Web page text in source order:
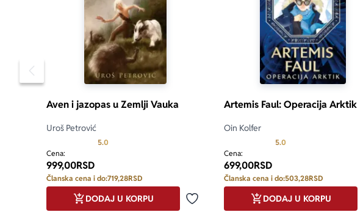
Pomeranje sadržaja slajdera u levo
Aven i jazopas u Zemlji Vauka
Uroš Petrović
5.0
Cena:
999,00RSD
Članska cena i do:719,28RSD
Dodaj u omiljene
DODAJ U KORPU
Artemis Faul: Operacija Arktik
Oin Kolfer
5.0
Cena:
699,00RSD
Članska cena i do:503,28RSD
DODAJ U KORPU